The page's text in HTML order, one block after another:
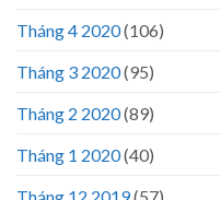
Tháng 4 2020(106)
Tháng 3 2020(95)
Tháng 2 2020(89)
Tháng 1 2020(40)